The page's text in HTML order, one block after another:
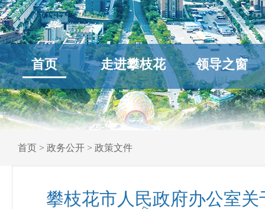
首页 走进攀枝花 领导之窗
首页 > 政务公开 > 政策文件
攀枝花市人民政府办公室